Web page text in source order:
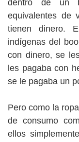
dentro de un
equivalentes de
tienen dinero.
indígenas del
con dinero, se
les pagaba con
se le pagaba un
Pero como la
de consumo
ellos